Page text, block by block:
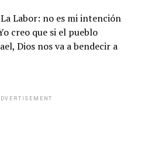
Labor: no es mi intención
creo que si el pueblo
Dios nos va a bendecir a